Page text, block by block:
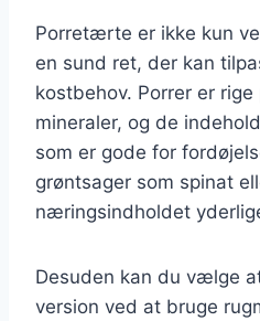
Porretærte er ikke kun
en sund ret, der kan
kostbehov. Porrer er
mineraler, og de
som er gode for
grøntsager som spinat
næringsindholdet
Desuden kan du vælge
version ved at bruge